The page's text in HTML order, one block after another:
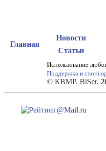
Главная
Новости
Статьи
Использование
Поддержка и
© КВМР. BiSer.